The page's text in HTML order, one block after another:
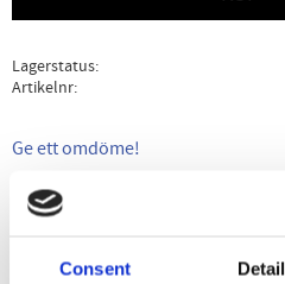
Consent
Lagerstatus
Artikelnr
Ge ett omdöme!
Beskrivning